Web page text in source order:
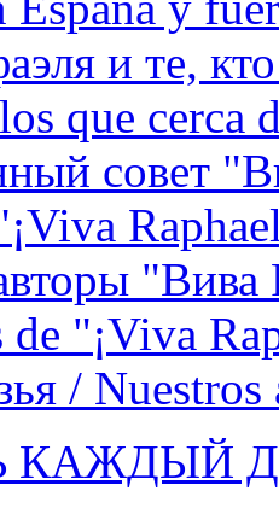
и те,
que cerca
совет
"Вива
"¡Viva
/ Nuestros
КАЖДЫЙ